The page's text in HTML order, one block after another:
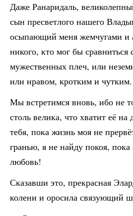
Даже Ранаридаль,
сын пресветлого нашего
осыпающий меня жемчугами и
никого, кто мог бы
мужественных плеч, или
или нравом, кротким и чутким.
Мы встретимся вновь, ибо не
столь велика, что хватит её
тебя, пока жизнь моя не
гранью, я не найду покоя,
любовь!
Сказавши это, прекрасная
колени и оросила связующий